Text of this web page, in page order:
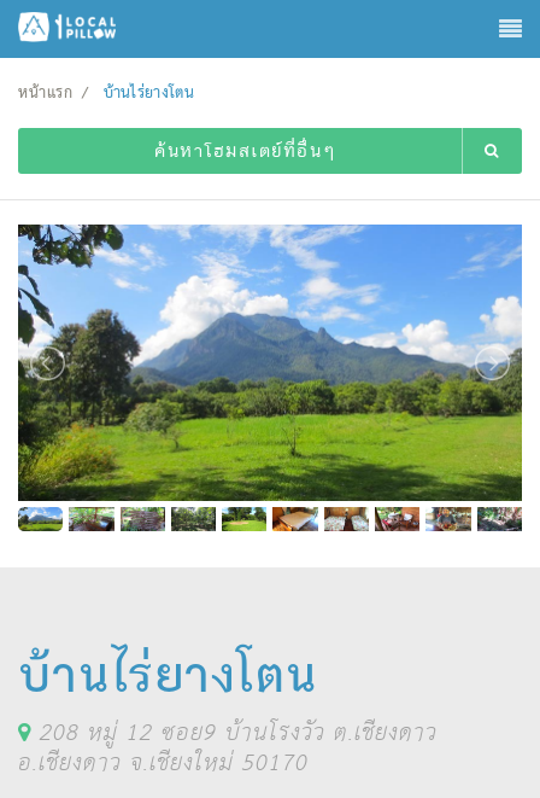
หน้าแรก บ้านไร่ยางโตน
ค้นหาโฮมสเตย์ที่อื่นๆ
บ้านไร่ยางโตน
208 หมู่ 12 ซอย9 บ้านโรงวัว ต.เชียงดาว
อ.เชียงดาว จ.เชียงใหม่ 50170